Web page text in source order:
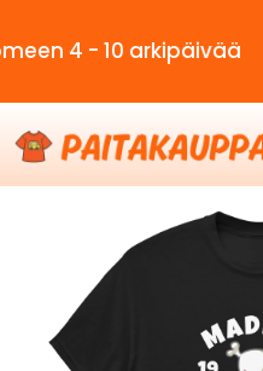
- 10 arkipäivää